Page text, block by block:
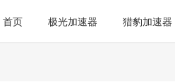
首页 极光加速器 猎豹加速器